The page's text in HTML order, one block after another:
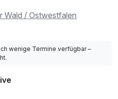
Wald / Ostwestfalen
wenige Termine verfügbar –